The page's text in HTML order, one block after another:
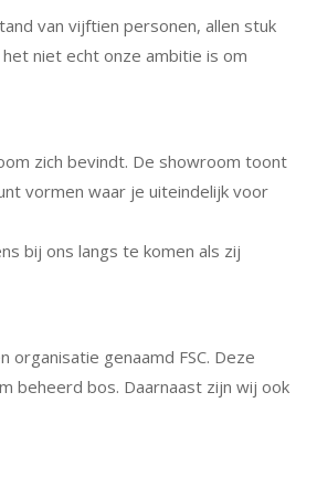
van vijftien personen, allen stuk
niet echt onze ambitie is om
zich bevindt. De showroom toont
vormen waar je uiteindelijk voor
bij ons langs te komen als zij
genaamd FSC. Deze
beheerd bos. Daarnaast zijn wij ook